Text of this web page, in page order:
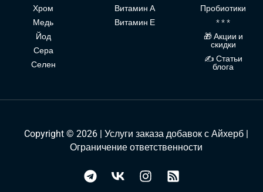
Хром
Медь
Йод
Сера
Селен
Витамин А
Витамин Е
Пробиотики
* * *
🎁 Акции и
скидки
✍ Статьи
блога
Copyright © 2026 | Услуги заказа добавок с Айхерб |
Ограничение ответственности